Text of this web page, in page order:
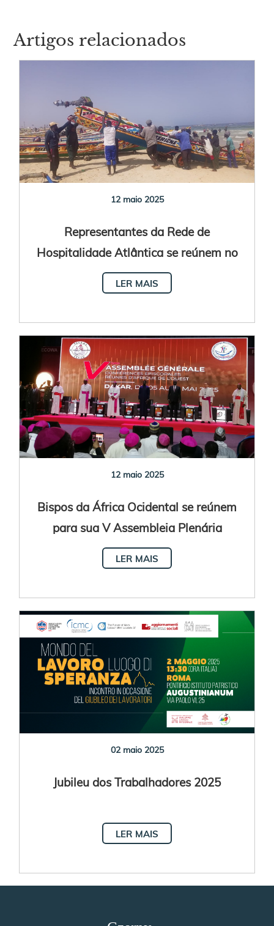
Artigos relacionados
12 maio 2025
Representantes da Rede de
Hospitalidade Atlântica se reúnem no
Senegal
LER MAIS
12 maio 2025
Bispos da África Ocidental se reúnem
para sua V Assembleia Plenária
LER MAIS
02 maio 2025
Jubileu dos Trabalhadores 2025
LER MAIS